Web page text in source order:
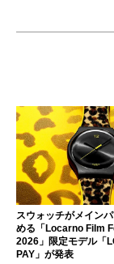
スウォッチがメイン
める「Locarno Film
2026」限定モデル「
PAY」が発表